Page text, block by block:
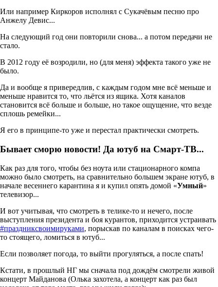
Или например Киркоров исполнял с Сукачёвым песню про
Анжелу Девис...
На следующий год они повторили снова... а потом передачи не
стало.
В 2012 году её возродили, но (для меня) эффекта такого уже не
было.
Да и вообще я привередлив, с каждым годом мне всё меньше и
меньше нравится то, что льётся из ящика. Хотя каналов
становится всё больше и больше, но такое ощущение, что везде
сплошь ремейки...
Я его в принципе-то уже и перестал практически смотреть.
Бывает сморю новости! Да ютуб на Смарт-ТВ...
Как раз для того, чтобы без ноута или стационарного компа
можно было смотреть, на сравнительно большем экране ютуб, в
начале весеннего карантина я и купил опять домой «Умный»
телевизор...
И вот учитывая, что смотреть в телике-то и нечего, после
выступления президента и боя курантов, приходится устраивать
#праздниксвоимируками, порыскав по каналам в поисках чего-
то стоящего, ломиться в ютуб...
Если позволяет погода, то выйти прогуляться, а после спать!
Кстати, в прошлый НГ мы сначала под дождём смотрели живой
концерт Майданова (Олька захотела, а концерт как раз был